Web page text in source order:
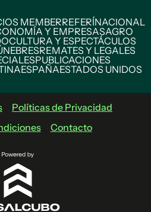
MEMBERREFERÍNACIONAL
Y EMPRESASAGRO
CULTURA Y ESPECTÁCULOS
REMATES Y LEGALES
PUBLICACIONES
ESPAÑAESTADOS UNIDOS
Políticas de Privacidad
Contacto